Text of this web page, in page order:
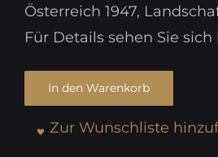
Österreich 1947,
Für Details sehen Sie
In den Warenkorb
Zur Wunschliste